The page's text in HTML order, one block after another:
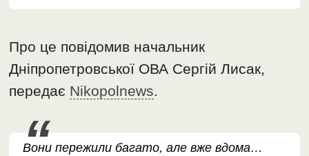
Про це повідомив начальник
Дніпропетровської ОВА Сергій Лисак,
передає Nikopolnews.
Вони пережили багато, але вже вдома…